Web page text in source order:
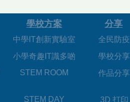
學校方案
中學IT創新實驗室
小學奇趣IT識多啲
STEM ROOM
分享
全民防疫
學校分享
作品分享
STEM DAY
3D 打印